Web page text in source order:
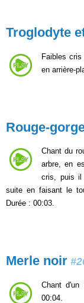
Troglodyte
Faibles cris
en arrière-
Rouge-
Chant du
arbre, en
cris, puis il
suite en faisant le
Durée : 00:03.
Merle noir
Chant
00:04.